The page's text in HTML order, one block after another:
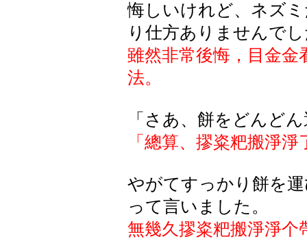
悔しいけれど、ネズ
り仕方ありませんで
雖然非常後悔，目金金
法。
「さあ、餅をどんど
「總算、摎粢粑搬淨淨
やがてすっかり餅を
って言いました。
無幾久摎粢粑搬淨淨个